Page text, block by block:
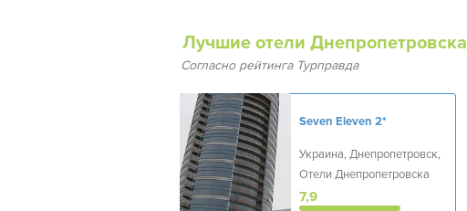
Лучшие отели Днепропетровска
Согласно рейтинга Турправда
Seven Eleven 2*
Украина, Днепропетровск,
Отели Днепропетровска
7,9